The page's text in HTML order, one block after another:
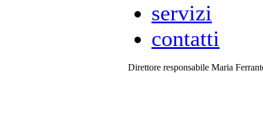
servizi
contatti
Direttore responsabile Maria